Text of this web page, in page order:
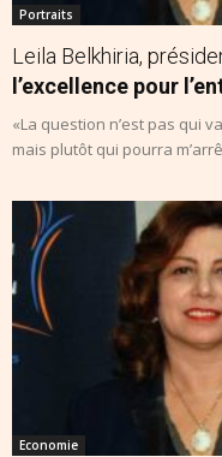
Portraits
Leila Belkhiria,
l’excellence pour
«La question n’est pas qui
mais plutôt qui pourra
Economie